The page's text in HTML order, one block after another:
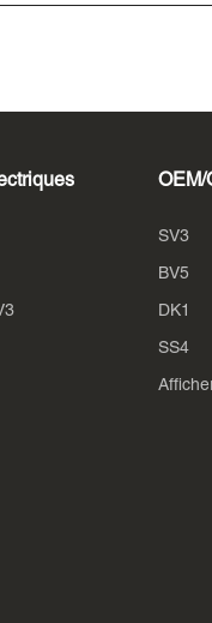
OEM/
SV3
BV5
DK1
SS4